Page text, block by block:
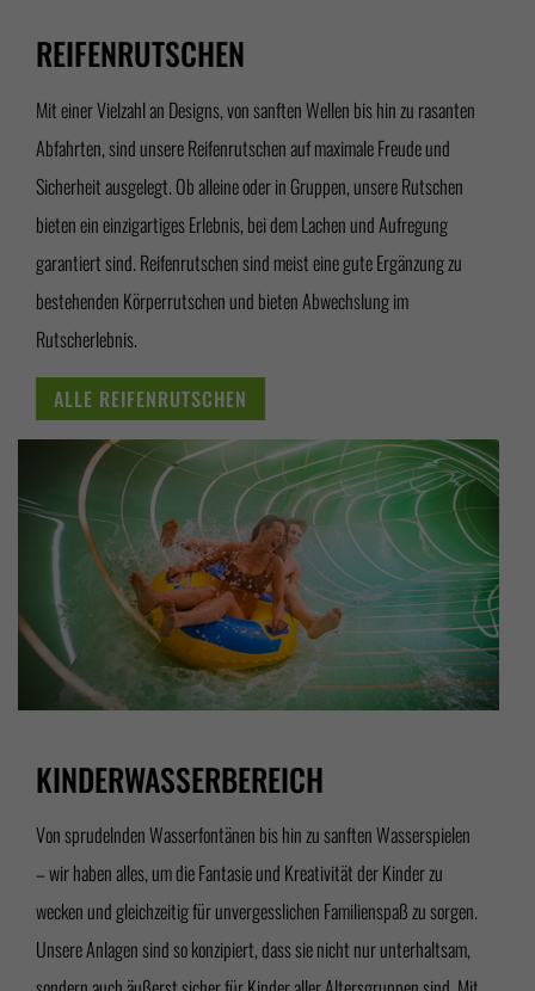
REIFENRUTSCHEN
Mit einer Vielzahl an Designs, von sanften Wellen bis hin zu rasanten
Abfahrten, sind unsere Reifenrutschen auf maximale Freude und
Sicherheit ausgelegt. Ob alleine oder in Gruppen, unsere Rutschen
bieten ein einzigartiges Erlebnis, bei dem Lachen und Aufregung
garantiert sind. Reifenrutschen sind meist eine gute Ergänzung zu
bestehenden Körperrutschen und bieten Abwechslung im
Rutscherlebnis.
ALLE REIFENRUTSCHEN
KINDERWASSERBEREICH
Von sprudelnden Wasserfontänen bis hin zu sanften Wasserspielen
– wir haben alles, um die Fantasie und Kreativität der Kinder zu
wecken und gleichzeitig für unvergesslichen Familienspaß zu sorgen.
Unsere Anlagen sind so konzipiert, dass sie nicht nur unterhaltsam,